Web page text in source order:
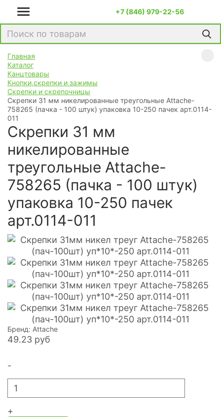
+7 (846) 979-22-56
Главная
Каталог
Канцтовары
Кнопки,скрепки и зажимы
Скрепки и скрепочницы
Скрепки 31 мм никелированные треугольные Attache-
758265 (пачка - 100 штук) упаковка 10-250 пачек арт.0114-
011
Скрепки 31 мм
никелированные
треугольные Attache-
758265 (пачка - 100 штук)
упаковка 10-250 пачек
арт.0114-011
Бренд: Attache
49.23 руб
-
+